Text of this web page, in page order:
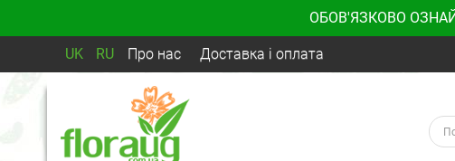
ОБОВ'ЯЗКОВО
UK RU Про нас Доставка і оплата